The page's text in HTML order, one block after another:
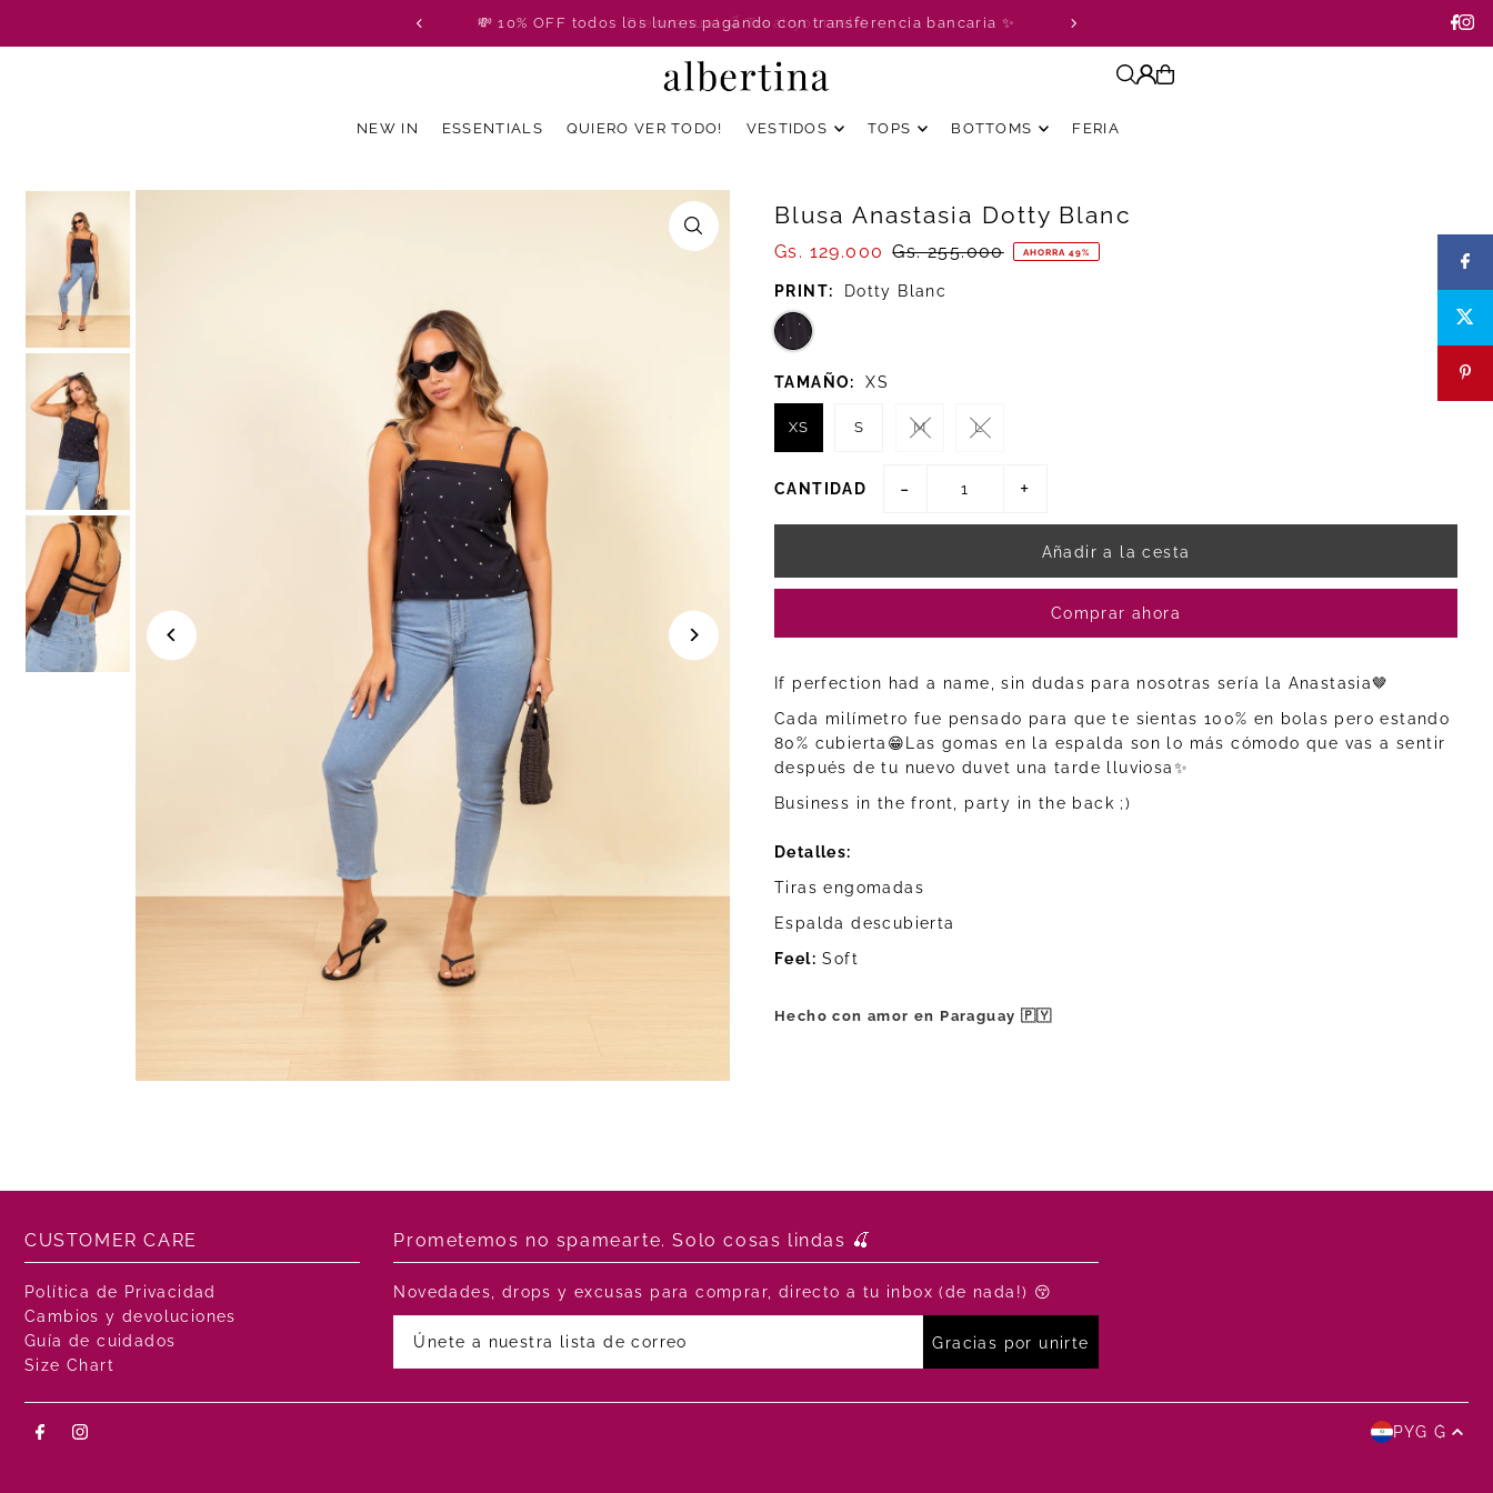
Translation missing: es.accessibility.skip_to_text Bienvenue! 🍒 Treat yourself!
💸 10% OFF todos los lunes pagando con transferencia bancaria ✨
NEW IN ESSENTIALS QUIERO VER TODO! VESTIDOS TOPS BOTTOMS FERIA
Blusa Anastasia Dotty Blanc
Gs. 129.000 Gs. 255.000 AHORRA 49%
PRINT: Dotty Blanc
TAMAÑO: XS
XS S M L
CANTIDAD - +
Comprar ahora
If perfection had a name, sin dudas para nosotras sería la Anastasia🤎
Cada milímetro fue pensado para que te sientas 100% en bolas pero estando
80% cubierta😁Las gomas en la espalda son lo más cómodo que vas a sentir
después de tu nuevo duvet una tarde lluviosa✨
Business in the front, party in the back ;)
Detalles:
Tiras engomadas
Espalda descubierta
Feel: Soft
Hecho con amor en Paraguay 🇵🇾
CUSTOMER CARE
Política de Privacidad
Cambios y devoluciones
Guía de cuidados
Size Chart
Prometemos no spamearte. Solo cosas lindas 🍒
Novedades, drops y excusas para comprar, directo a tu inbox (de nada!) 😚
PYG ₲